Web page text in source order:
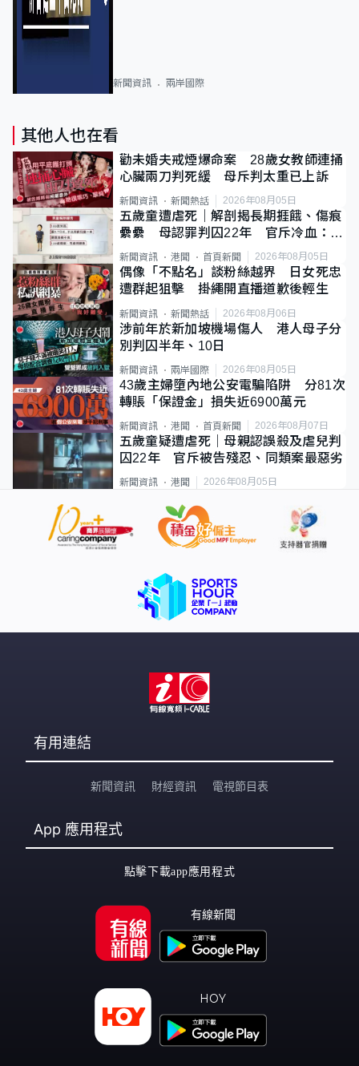
新聞資訊 兩岸國際
其他人也在看
勸未婚夫戒煙爆命案 28歲女教師連捅
心臟兩刀判死緩 母斥判太重已上訴
新聞資訊 新聞熱話 2026年08月05日
五歲童遭虐死｜解剖揭長期捱餓、傷痕
纍纍 母認罪判囚22年 官斥冷血：同
類案最惡劣
新聞資訊 港聞 首頁新聞 2026年08月05日
偶像「不點名」談粉絲越界 日女死忠
遭群起狙擊 掛繩開直播道歉後輕生
新聞資訊 新聞熱話 2026年08月06日
涉前年於新加坡機場傷人 港人母子分
別判囚半年、10日
新聞資訊 兩岸國際 2026年08月05日
43歲主婦墮內地公安電騙陷阱 分81次
轉賬「保證金」損失近6900萬元
新聞資訊 港聞 首頁新聞 2026年08月07日
五歲童疑遭虐死｜母親認誤殺及虐兒判
囚22年 官斥被告殘忍、同類案最惡劣
新聞資訊 港聞 2026年08月05日
有用連結
新聞資訊 財經資訊 電視節目表
App 應用程式
點擊下載app應用程式
有線新聞
HOY